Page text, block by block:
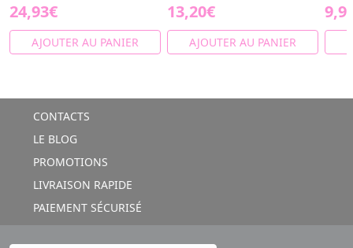
24,93€
AJOUTER AU PANIER
13,20€
AJOUTER AU PANIER
CONTACTS
LE BLOG
PROMOTIONS
LIVRAISON RAPIDE
PAIEMENT SÉCURISÉ